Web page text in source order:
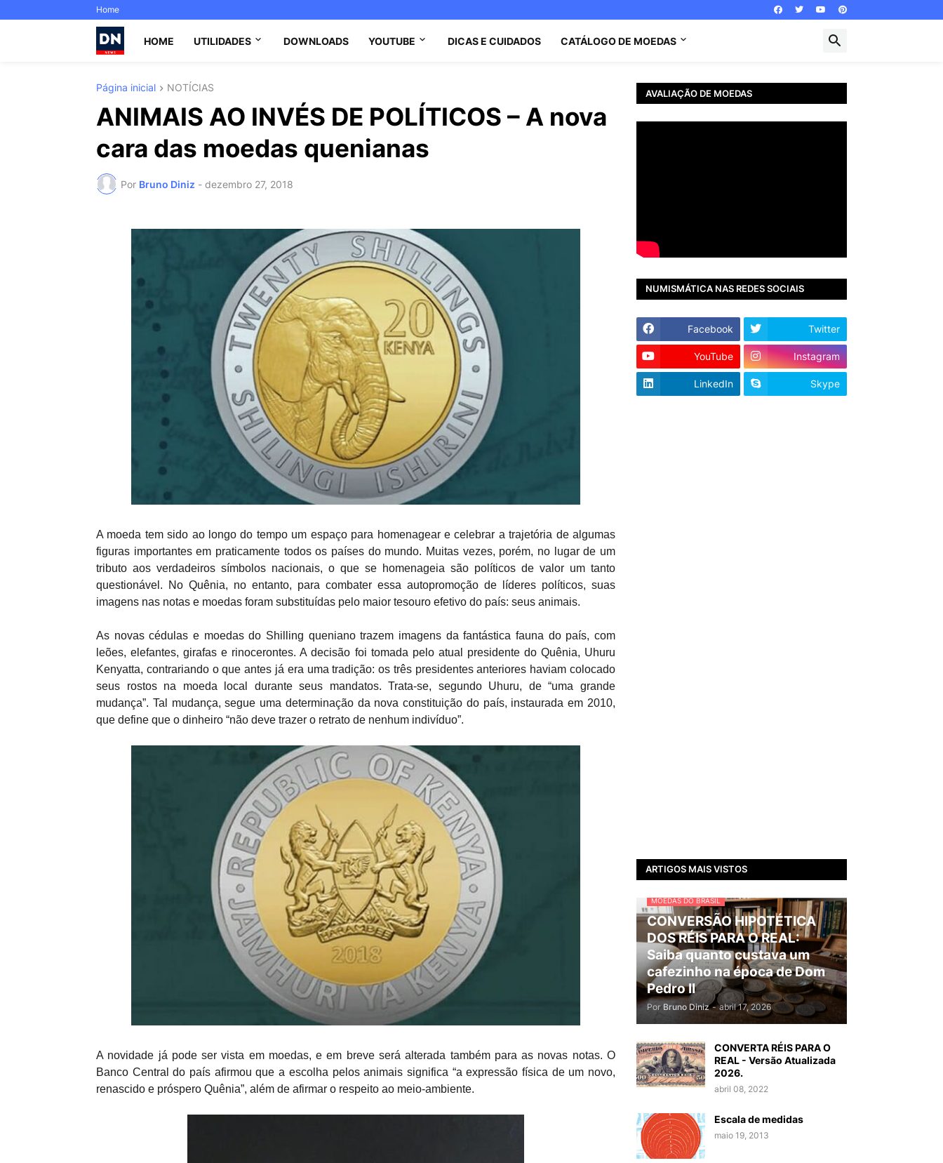
Home
HOME UTILIDADES DOWNLOADS YOUTUBE DICAS E CUIDADOS CATÁLOGO DE MOEDAS
Página inicial NOTÍCIAS
ANIMAIS AO INVÉS DE POLÍTICOS – A nova
cara das moedas quenianas
Por Bruno Diniz - dezembro 27, 2018
A moeda tem sido ao longo do tempo um espaço para homenagear e celebrar a trajetória de algumas
figuras importantes em praticamente todos os países do mundo. Muitas vezes, porém, no lugar de um
tributo aos verdadeiros símbolos nacionais, o que se homenageia são políticos de valor um tanto
questionável. No Quênia, no entanto, para combater essa autopromoção de líderes políticos, suas
imagens nas notas e moedas foram substituídas pelo maior tesouro efetivo do país: seus animais.
As novas cédulas e moedas do Shilling queniano trazem imagens da fantástica fauna do país, com
leões, elefantes, girafas e rinocerontes. A decisão foi tomada pelo atual presidente do Quênia, Uhuru
Kenyatta, contrariando o que antes já era uma tradição: os três presidentes anteriores haviam colocado
seus rostos na moeda local durante seus mandatos. Trata-se, segundo Uhuru, de “uma grande
mudança”. Tal mudança, segue uma determinação da nova constituição do país, instaurada em 2010,
que define que o dinheiro “não deve trazer o retrato de nenhum indivíduo”.
A novidade já pode ser vista em moedas, e em breve será alterada também para as novas notas. O
Banco Central do país afirmou que a escolha pelos animais significa “a expressão física de um novo,
renascido e próspero Quênia”, além de afirmar o respeito ao meio-ambiente.
AVALIAÇÃO DE MOEDAS
NUMISMÁTICA NAS REDES SOCIAIS
Facebook Twitter
YouTube Instagram
LinkedIn Skype
ARTIGOS MAIS VISTOS
MOEDAS DO BRASIL
CONVERSÃO HIPOTÉTICA
DOS RÉIS PARA O REAL:
Saiba quanto custava um
cafezinho na época de Dom
Pedro II
Por Bruno Diniz - abril 17, 2026
CONVERTA RÉIS PARA O
REAL - Versão Atualizada
2026.
abril 08, 2022
Escala de medidas
maio 19, 2013